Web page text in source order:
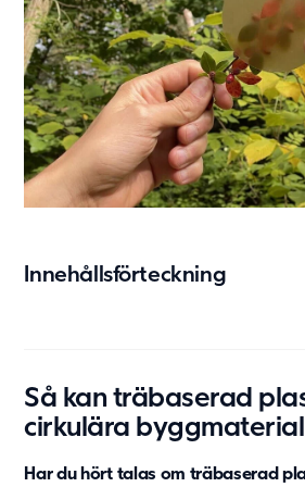
Skola
Förskola
Kontor
Personalboende
Vårdboende
Vård & hälsa
Säkerhet & försvar
Fördelar med moduler
Aurora Village
Point/A
Innehållsförteckning
Så kan träbaserad
cirkulära byggmaterial
Har du hört talas om träbaserad